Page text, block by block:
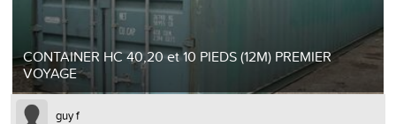
CONTAINER HC 40,20 et 10 PIEDS (12M) PREMIER
VOYAGE
guy f